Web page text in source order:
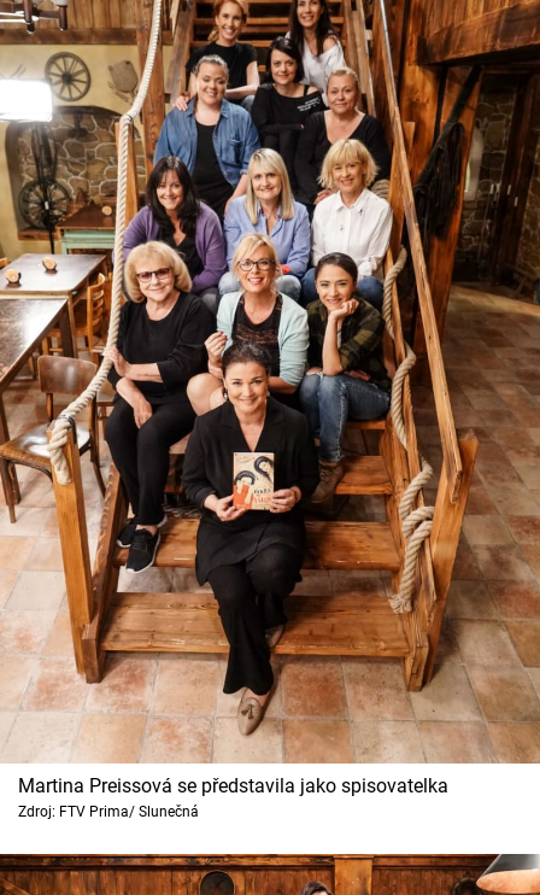
Martina Preissová se představila jako spisovatelka
Zdroj: FTV Prima/ Slunečná